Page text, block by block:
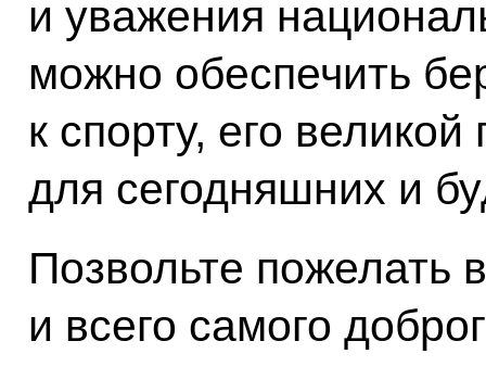
и уважения
можно обеспечить
к спорту, его
для сегодняшних и
Позвольте пожелать
и всего самого